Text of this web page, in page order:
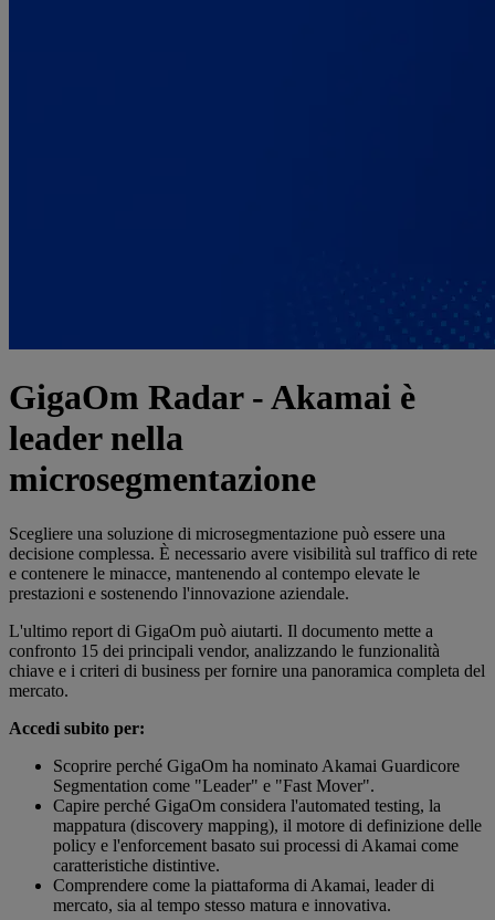
GigaOm Radar - Akamai è
leader nella
microsegmentazione
Scegliere una soluzione di microsegmentazione può essere una
decisione complessa. È necessario avere visibilità sul traffico di rete
e contenere le minacce, mantenendo al contempo elevate le
prestazioni e sostenendo l'innovazione aziendale.
L'ultimo report di GigaOm può aiutarti. Il documento mette a
confronto 15 dei principali vendor, analizzando le funzionalità
chiave e i criteri di business per fornire una panoramica completa del
mercato.
Accedi subito per:
Scoprire perché GigaOm ha nominato Akamai Guardicore
Segmentation come "Leader" e "Fast Mover".
Capire perché GigaOm considera l'automated testing, la
mappatura (discovery mapping), il motore di definizione delle
policy e l'enforcement basato sui processi di Akamai come
caratteristiche distintive.
Comprendere come la piattaforma di Akamai, leader di
mercato, sia al tempo stesso matura e innovativa.